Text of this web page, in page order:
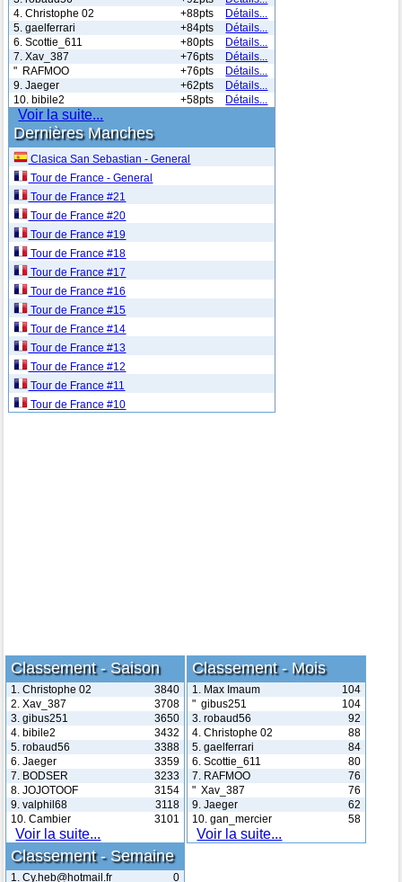
4. Christophe 02
Détails...
+88pts
5. gaelferrari
Détails...
+84pts
6. Scottie_611
Détails...
+80pts
7. Xav_387
Détails...
+76pts
" RAFMOO
Détails...
+76pts
9. Jaeger
Détails...
+62pts
10. bibile2
Détails...
+58pts
Voir la suite...
Dernières Manches
Clasica San Sebastian - General
Tour de France - General
Tour de France #21
Tour de France #20
Tour de France #19
Tour de France #18
Tour de France #17
Tour de France #16
Tour de France #15
Tour de France #14
Tour de France #13
Tour de France #12
Tour de France #11
Tour de France #10
Classement - Saison
1. Christophe 02
3840
2. Xav_387
3708
3. gibus251
3650
4. bibile2
3432
5. robaud56
3388
6. Jaeger
3359
7. BODSER
3233
8. JOJOTOOF
3154
9. valphil68
3118
10. Cambier
3101
Voir la suite...
Classement - Mois
1. Max Imaum
104
" gibus251
104
3. robaud56
92
4. Christophe 02
88
5. gaelferrari
84
6. Scottie_611
80
7. RAFMOO
76
" Xav_387
76
9. Jaeger
62
10. gan_mercier
58
Voir la suite...
Classement - Semaine
1. Cy.heb@hotmail.fr
0